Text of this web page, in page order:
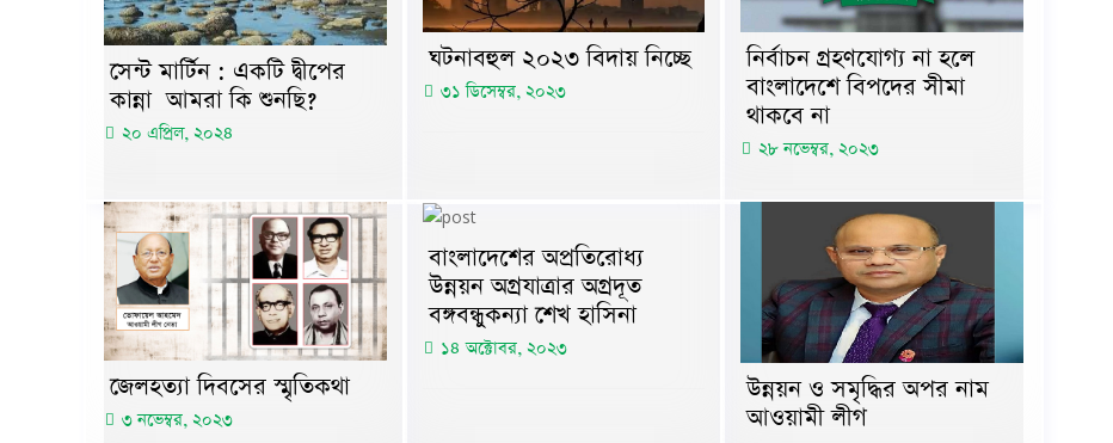
সেন্ট মার্টিন : একটি দ্বীপের
কান্না আমরা কি শুনছি?
২০ এপ্রিল, ২০২৪
ঘটনাবহুল ২০২৩ বিদায় নিচ্ছে
৩১ ডিসেম্বর, ২০২৩
নির্বাচন গ্রহণযোগ্য না হলে
বাংলাদেশে বিপদের সীমা
থাকবে না
২৮ নভেম্বর, ২০২৩
জেলহত্যা দিবসের স্মৃতিকথা
৩ নভেম্বর, ২০২৩
বাংলাদেশের অপ্রতিরোধ্য
উন্নয়ন অগ্রযাত্রার অগ্রদূত
বঙ্গবন্ধুকন্যা শেখ হাসিনা
১৪ অক্টোবর, ২০২৩
উন্নয়ন ও সমৃদ্ধির অপর নাম
আওয়ামী লীগ